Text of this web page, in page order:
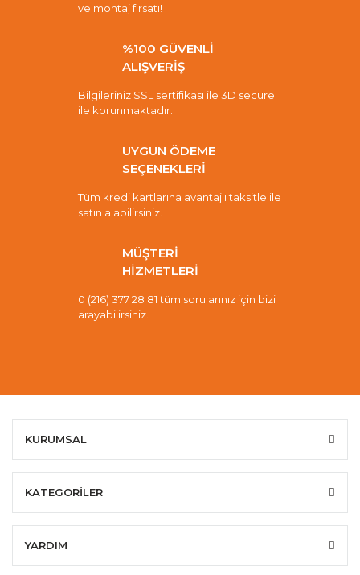
ve montaj fırsatı!
%100 GÜVENLİ
ALIŞVERİŞ
Bilgileriniz SSL sertifikası ile 3D secure
ile korunmaktadır.
UYGUN ÖDEME
SEÇENEKLERİ
Tüm kredi kartlarına avantajlı taksitle ile
satın alabilirsiniz.
MÜŞTERİ
HİZMETLERİ
0 (216) 377 28 81 tüm sorularınız için bizi
arayabilirsiniz.
KURUMSAL
KATEGORİLER
YARDIM